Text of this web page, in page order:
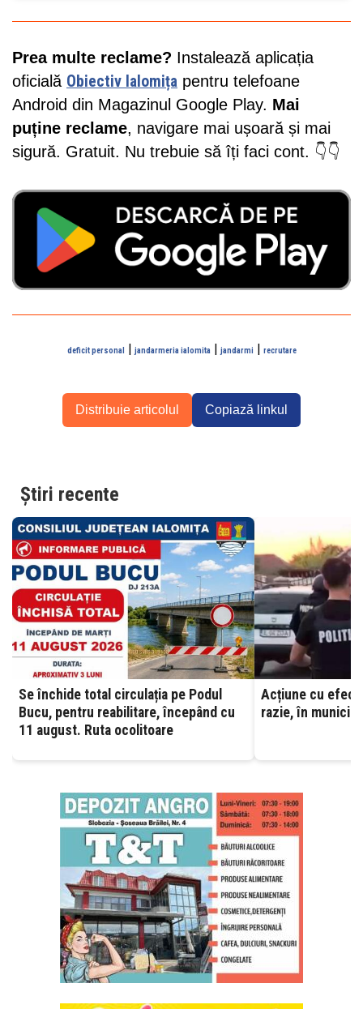
Prea multe reclame? Instalează aplicația
oficială Obiectiv Ialomița pentru telefoane
Android din Magazinul Google Play. Mai
puține reclame, navigare mai ușoară și mai
sigură. Gratuit. Nu trebuie să îți faci cont. 👇👇
deficit personal | jandarmeria ialomita| jandarmi | recrutare
Distribuie articolul Copiază linkul
Știri recente
Se închide total circulația pe Podul
Bucu, pentru reabilitare, începând cu
11 august. Ruta ocolitoare
Acțiune cu
razie, în